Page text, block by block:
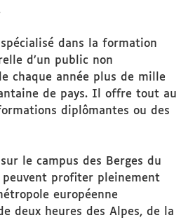
spécialisé dans la formation
d’un public non
chaque année plus de mille
de pays. Il offre tout au
diplômantes ou des
le campus des Berges du
peuvent profiter pleinement
européenne
deux heures des Alpes, de la